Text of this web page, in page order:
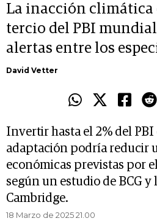
La inacción climática
tercio del PBI
alertas entre los
David Vetter
Invertir hasta el 2% del
adaptación podría reducir
económicas previstas por
según un estudio de BCG
Cambridge.
18 Marzo de 2025 21.00